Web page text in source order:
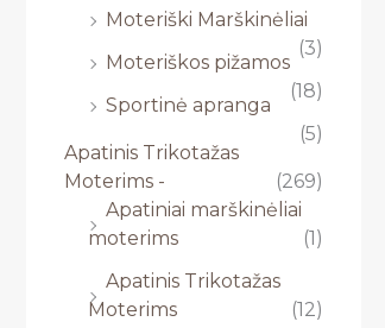
Moteriški Marškinėliai
(3)
Moteriškos pižamos
(18)
Sportinė apranga
(5)
Apatinis Trikotažas
Moterims -
(269)
Apatiniai marškinėliai
moterims
(1)
Apatinis Trikotažas
Moterims
(12)